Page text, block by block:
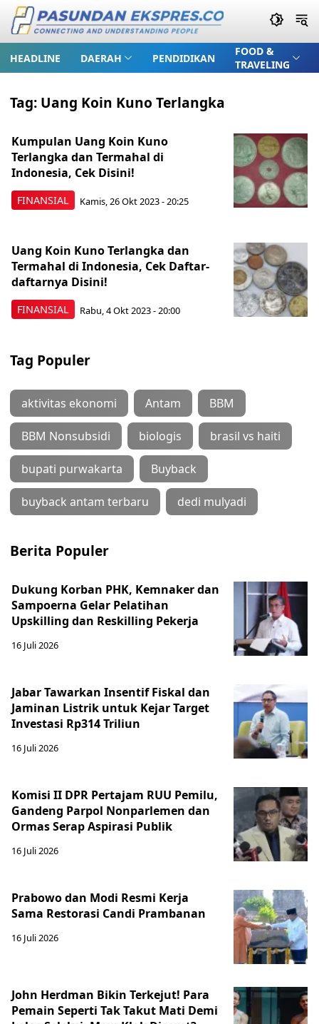
HEADLINE DAERAH PENDIDIKAN
FOOD &
TRAVELING
Tag: Uang Koin Kuno Terlangka
FINANSIAL
Kumpulan Uang Koin Kuno
Terlangka dan Termahal di
Indonesia, Cek Disini!
Kamis, 26 Okt 2023 - 20:25
FINANSIAL
Uang Koin Kuno Terlangka dan
Termahal di Indonesia, Cek Daftar-
daftarnya Disini!
Rabu, 4 Okt 2023 - 20:00
Tag Populer
aktivitas ekonomi Antam BBM
BBM Nonsubsidi biologis brasil vs haiti
bupati purwakarta Buyback
buyback antam terbaru dedi mulyadi
Berita Populer
Dukung Korban PHK, Kemnaker dan
Sampoerna Gelar Pelatihan
Upskilling dan Reskilling Pekerja
16 Juli 2026
Jabar Tawarkan Insentif Fiskal dan
Jaminan Listrik untuk Kejar Target
Investasi Rp314 Triliun
16 Juli 2026
Komisi II DPR Pertajam RUU Pemilu,
Gandeng Parpol Nonparlemen dan
Ormas Serap Aspirasi Publik
16 Juli 2026
Prabowo dan Modi Resmi Kerja
Sama Restorasi Candi Prambanan
16 Juli 2026
John Herdman Bikin Terkejut! Para
Pemain Seperti Tak Takut Mati Demi